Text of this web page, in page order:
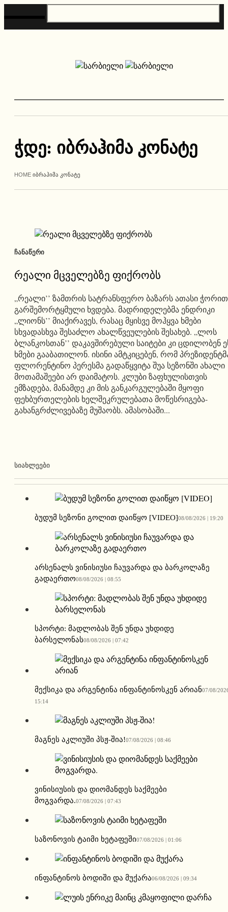
ჭდე: იბრაჰიმა კონატე
HOME ᲘᲑᲠᲐᲰᲘᲛᲐ ᲙᲝᲜᲐᲢᲔ
ᲩᲐᲜᲐᲬᲔᲠᲘ
რეალი მცველებზე ფიქრობს
„რეალი’’ ზამთრის სატრანსფერო ბაზარს ათასი ჭორით
გარშემორტყმული ხვდება. მადრიდელებმა ენდრიკი
„ლიონს’’ მიაქირავეს, რასაც მყისვე მოჰყვა ხმები
სხვადასხვა შესაძლო ახალწვეულების შესახებ. „ლოს
ბლანკოსთან’’ დაკავშირებული საიტები კი ცდილობენ
ხმები გააბათილონ. ისინი ამტკიცებენ, რომ
ფლორენტინო პერესმა გადაწყვიტა შუა სეზონში ახალი
მოთამაშეები არ დაიმატოს. კლუბი ზაფხულისთვის
ემზადება, მანამდე კი მის განკარგულებაში მყოფი
ფეხბურთელების ხელშეკრულებათა მოწესრიგება-
გახანგრძლივებაზე მუშაობს. ამასობაში...
ᲡᲘᲐᲮᲚᲔᲔᲑᲘ
ბუდუმ სეზონი გოლით დაიწყო [VIDEO]08/08/2026 | 19:20
არსენალს ვინისიუსი ჩაუვარდა და ბარკოლაზე
გადაერთო08/08/2026 | 08:55
სპორტი: მადლობას შენ უნდა უხდიდე
ბარსელონას08/08/2026 | 07:42
მექსიკა და არგენტინა ინფანტინოსკენ არიან07/08/
15:14
მაგნეს აკლიუში პსჟ-შია!07/08/2026 | 08:46
ვინისიუსის და დიომანდეს საქმეები
მოგვარდა.07/08/2026 | 07:43
საზონოვის ტაიმი ხეტაფეში07/08/2026 | 01:06
ინფანტინოს ბოდიში და მუქარა06/08/2026 | 09:34